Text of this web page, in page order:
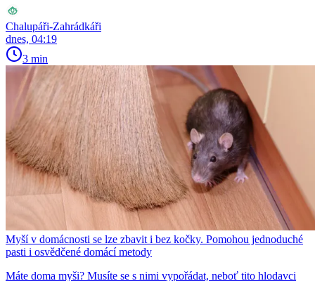
Chalupáři-Zahrádkáři
dnes, 04:19
3 min
Myší v domácnosti se lze zbavit i bez kočky. Pomohou jednoduché
pasti i osvědčené domácí metody
Máte doma myši? Musíte se s nimi vypořádat, neboť tito hlodavci